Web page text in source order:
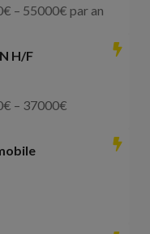
€ – 55000€ par an
H/F
€ – 37000€